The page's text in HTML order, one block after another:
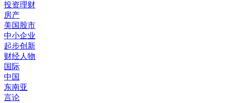
投资理财
房产
美国股市
中小企业
起步创新
财经人物
国际
中国
东南亚
言论